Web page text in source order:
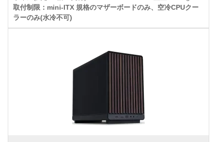
取付制限：mini-ITX 規格のマザーボードのみ、空冷CPUクー
ラーのみ(水冷不可)